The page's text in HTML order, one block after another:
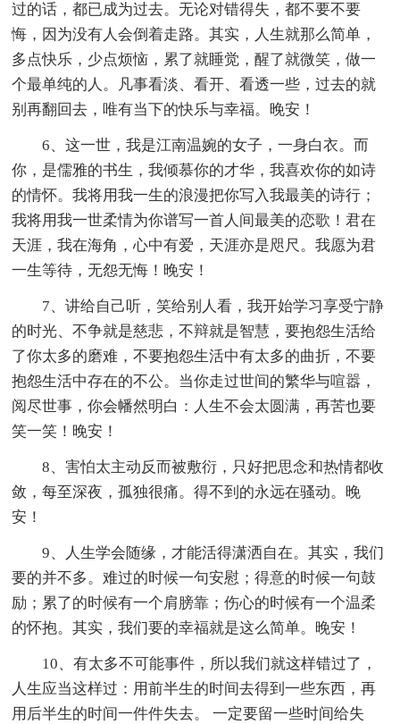
过的话，都已成为过去。无论对错得失，都不要不要
悔，因为没有人会倒着走路。其实，人生就那么简单，
多点快乐，少点烦恼，累了就睡觉，醒了就微笑，做一
个最单纯的人。凡事看淡、看开、看透一些，过去的就
别再翻回去，唯有当下的快乐与幸福。晚安！
6、这一世，我是江南温婉的女子，一身白衣。而
你，是儒雅的书生，我倾慕你的才华，我喜欢你的如诗
的情怀。我将用我一生的浪漫把你写入我最美的诗行；
我将用我一世柔情为你谱写一首人间最美的恋歌！君在
天涯，我在海角，心中有爱，天涯亦是咫尺。我愿为君
一生等待，无怨无悔！晚安！
7、讲给自己听，笑给别人看，我开始学习享受宁静
的时光、不争就是慈悲，不辩就是智慧，要抱怨生活给
了你太多的磨难，不要抱怨生活中有太多的曲折，不要
抱怨生活中存在的不公。当你走过世间的繁华与喧嚣，
阅尽世事，你会幡然明白：人生不会太圆满，再苦也要
笑一笑！晚安！
8、害怕太主动反而被敷衍，只好把思念和热情都收
敛，每至深夜，孤独很痛。得不到的永远在骚动。晚
安！
9、人生学会随缘，才能活得潇洒自在。其实，我们
要的并不多。难过的时候一句安慰；得意的时候一句鼓
励；累了的时候有一个肩膀靠；伤心的时候有一个温柔
的怀抱。其实，我们要的幸福就是这么简单。晚安！
10、有太多不可能事件，所以我们就这样错过了，
人生应当这样过：用前半生的时间去得到一些东西，再
用后半生的时间一件件失去。 一定要留一些时间给失